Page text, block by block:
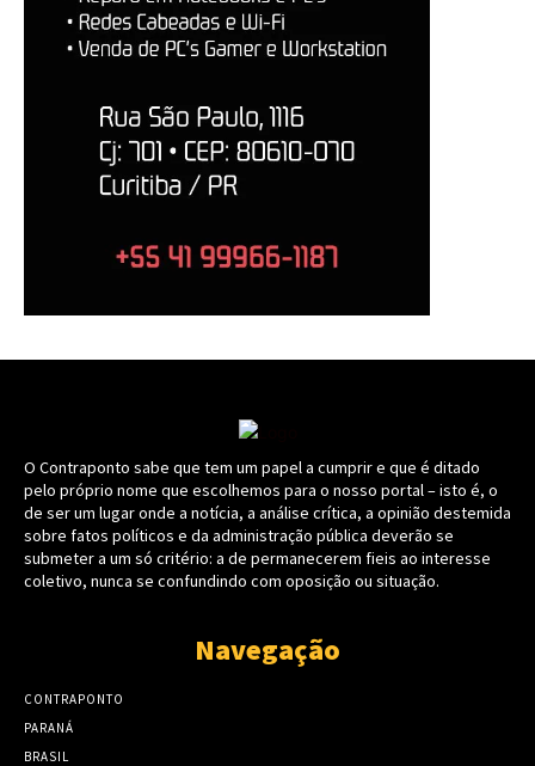
O Contraponto sabe que tem um papel a cumprir e que é ditado
pelo próprio nome que escolhemos para o nosso portal – isto é, o
de ser um lugar onde a notícia, a análise crítica, a opinião destemida
sobre fatos políticos e da administração pública deverão se
submeter a um só critério: a de permanecerem fieis ao interesse
coletivo, nunca se confundindo com oposição ou situação.
Navegação
CONTRAPONTO
PARANÁ
BRASIL